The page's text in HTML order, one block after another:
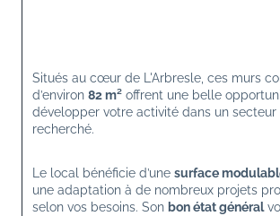
Situés au cœur de L'Arbresle, ces murs
d’environ 82 m² offrent une belle
développer votre activité dans un
recherché.
Le local bénéficie d’une surface
une adaptation à de nombreux projets
selon vos besoins. Son bon état général